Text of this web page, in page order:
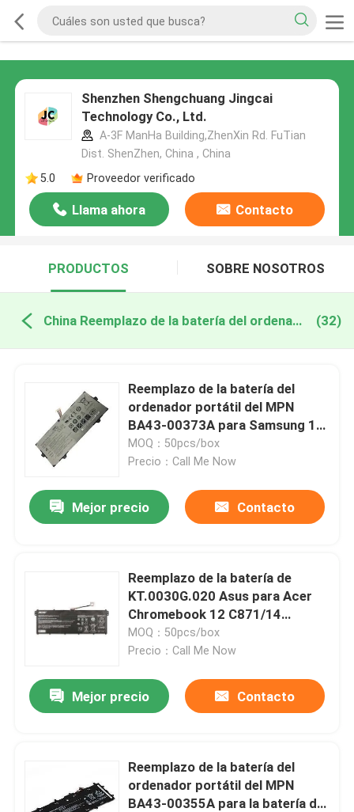
Shenzhen Shengchuang Jingcai
Technology Co., Ltd.
A-3F ManHa Building,ZhenXin Rd. FuTian
Dist. ShenZhen, China , China
5.0
Proveedor verificado
Llama ahora Contacto
PRODUCTOS SOBRE NOSOTROS
China Reemplazo de la batería del ordenador portátil (32)
Reemplazo de la batería del
ordenador portátil del MPN
BA43-00373A para Samsung 11
XE500C13 Chromebook
MOQ：50pcs/box
Precio：Call Me Now
Mejor precio Contacto
Reemplazo de la batería de
KT.0030G.020 Asus para Acer
Chromebook 12 C871/14
C933/C933T (tacto)
MOQ：50pcs/box
Precio：Call Me Now
Mejor precio Contacto
Reemplazo de la batería del
ordenador portátil del MPN
BA43-00355A para la batería de